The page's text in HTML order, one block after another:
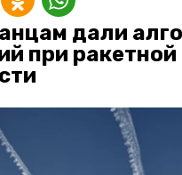
дали
при ракетной